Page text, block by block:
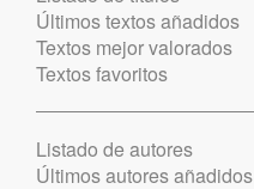
Últimos textos añadidos
Textos mejor valorados
Textos favoritos
Listado de autores
Últimos autores añadidos